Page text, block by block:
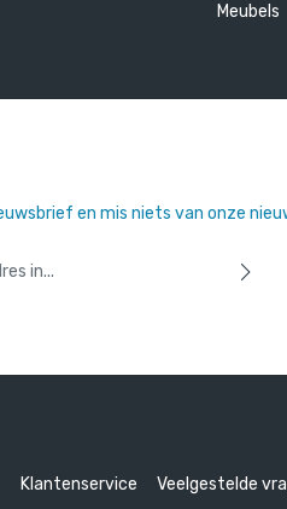
en mis niets van onze
Meubels
Klantenservice Veelgestelde